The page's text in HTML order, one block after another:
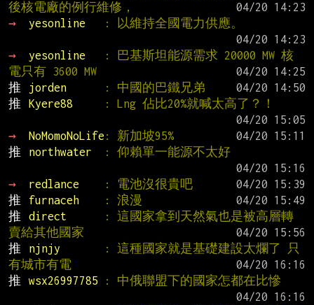
後核電廠的例行維修，
→
yesonline
: 以維持全國電力供應。
→
yesonline
: 巴基斯坦能源需求 20000 MW 核
電只有 3600 MW
推
jorden : 中國的巴鐵兄弟
推
Kyere88
: Lng 佔比20%就喊太高了？！
→
NoMomoNoLife : 新加坡95%
推
northwater
: 仰賴單一能源不太好
→
redlance : 電池沒很貴吧
推
furnaceh : 浪漫
推
direct
: 這國家拿到天然氣也是被高層轉
賣給其他國家
推
njnjy
: 這種國家就是基礎建設太爛了 只
有城市有電
推
wsx26997785
: 中俄聯盟下的國家怎都在比慘